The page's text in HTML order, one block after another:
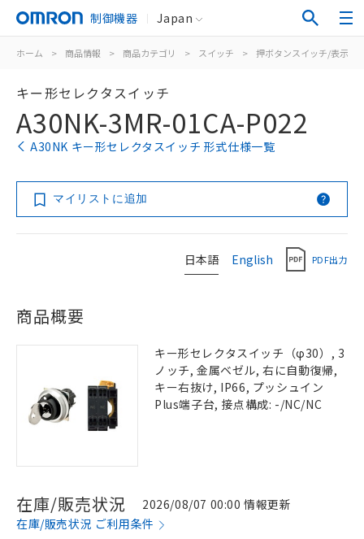
制御機器 Japan
ホーム > 商品情報 > 商品カテゴリ > スイッチ > 押ボタンスイッチ/表示灯
キー形セレクタスイッチ
A30NK-3MR-01CA-P022
A30NK キー形セレクタスイッチ 形式仕様一覧
マイリストに追加
日本語 English PDF出力
商品概要
キー形セレクタスイッチ（φ30）, 3
ノッチ, 金属ベゼル, 右に自動復帰,
キー右抜け, IP66, プッシュイン
Plus端子台, 接点構成: -/NC/NC
在庫/販売状況
2026/08/07 00:00 情報更新
在庫/販売状況 ご利用条件